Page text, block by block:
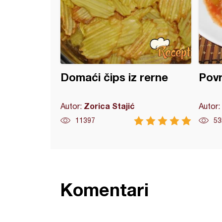
Domaći čips iz rerne
Autor: Zorica Stajić
11397
Autor:
Komentari